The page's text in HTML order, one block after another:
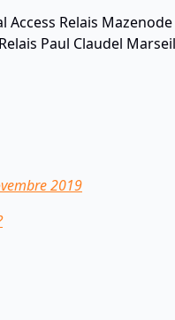
Access Relais
Paul Claudel
2019